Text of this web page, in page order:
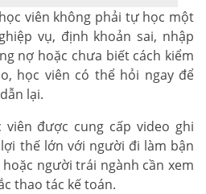
viên không phải tự học một
vụ, định khoản sai, nhập
nợ hoặc chưa biết cách kiểm
học viên có thể hỏi ngay để
lại.
được cung cấp video ghi
thế lớn với người đi làm bận
người trái ngành cần xem
thao tác kế toán.